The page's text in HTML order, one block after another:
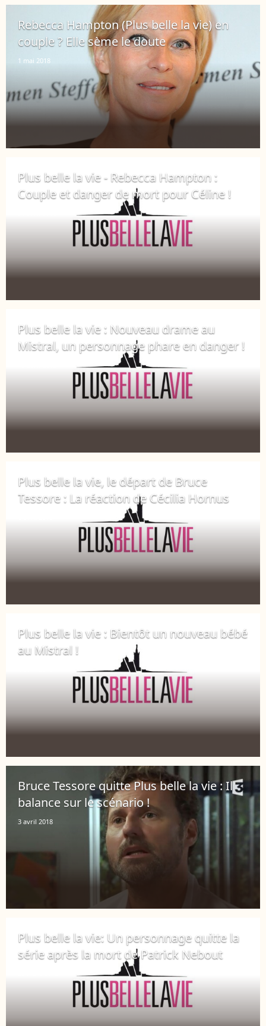
Rebecca Hampton (Plus belle la vie) en
couple ? Elle sème le doute
1 mai 2018
Plus belle la vie - Rebecca Hampton :
Couple et danger de mort pour Céline !
Plus belle la vie : Nouveau drame au
Mistral, un personnage phare en danger !
Plus belle la vie, le départ de Bruce
Tessore : La réaction de Cécilia Hornus
Plus belle la vie : Bientôt un nouveau bébé
au Mistral !
Bruce Tessore quitte Plus belle la vie : Il
balance sur le scénario !
3 avril 2018
Plus belle la vie: Un personnage quitte la
série après la mort de Patrick Nebout